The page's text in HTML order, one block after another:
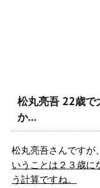
松丸亮吾 22歳で
か…
松丸亮吾さんですが
いうことは２３歳に
う計算ですね。